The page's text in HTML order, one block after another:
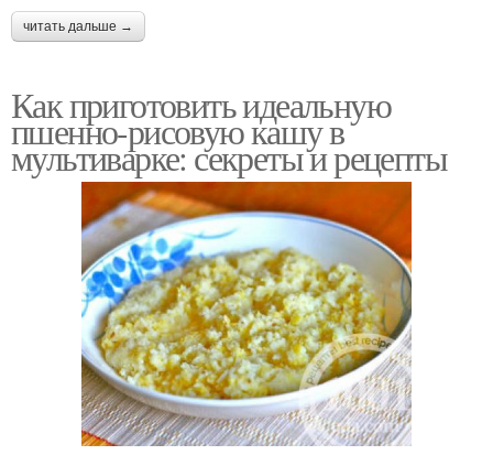
читать дальше →
Как приготовить идеальную
пшенно-рисовую кашу в
мультиварке: секреты и рецепты